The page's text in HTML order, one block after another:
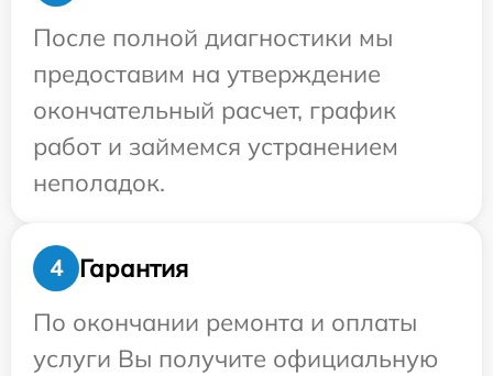
После полной диагностики мы
предоставим на утверждение
окончательный расчет, график
работ и займемся устранением
неполадок.
4
Гарантия
По окончании ремонта и оплаты
услуги Вы получите официальную